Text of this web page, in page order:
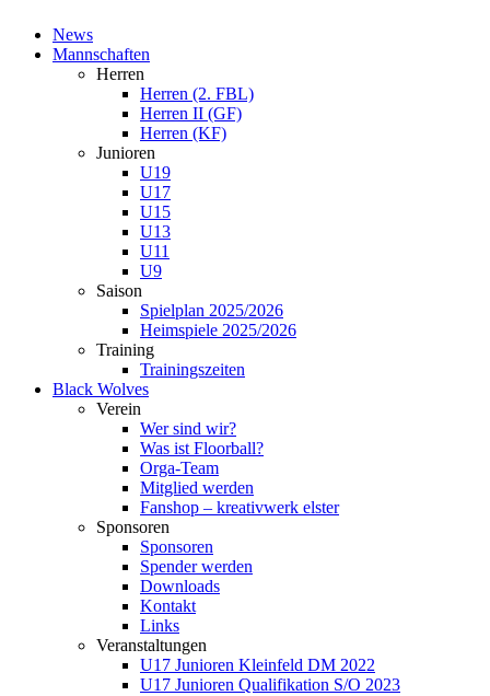
News
Mannschaften
Herren
Herren (2. FBL)
Herren II (GF)
Herren (KF)
Junioren
U19
U17
U15
U13
U11
U9
Saison
Spielplan 2025/2026
Heimspiele 2025/2026
Training
Trainingszeiten
Black Wolves
Verein
Wer sind wir?
Was ist Floorball?
Orga-Team
Mitglied werden
Fanshop – kreativwerk elster
Sponsoren
Sponsoren
Spender werden
Downloads
Kontakt
Links
Veranstaltungen
U17 Junioren Kleinfeld DM 2022
U17 Junioren Qualifikation S/O 2023